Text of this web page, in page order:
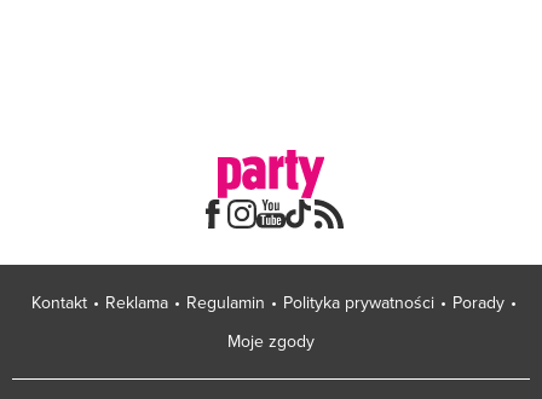
Kontakt Reklama Regulamin Polityka prywatności
Porady
Moje zgody